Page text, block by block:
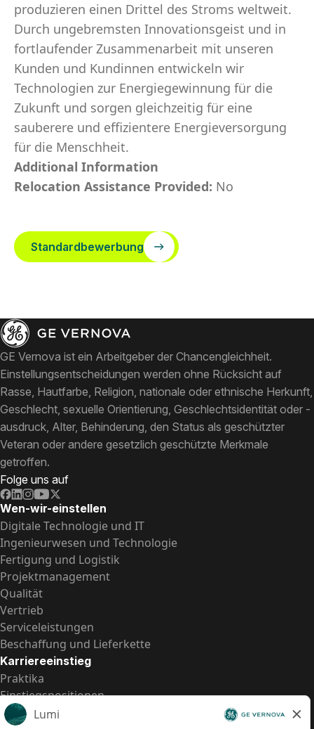
produzieren einen Drittel des Stroms weltweit.
Durch ungebremsten Innovationsgeist und in
fortlaufender Zusammenarbeit mit unseren
Kunden und Kundinnen entwickeln wir
Technologien zur Energiegewinnung für die
Zukunft und sorgen gleichzeitig für eine
sauberere und effizientere Energieversorgung
für die Menschheit.
Additional Information
Relocation Assistance Provided: No
Standardbewerbung
GE Vernova ist ein Arbeitgeber der Chancengleichheit.
Einstellungsentscheidungen werden ohne Rücksicht auf
Rasse, Hautfarbe, Religion, nationale oder ethnische Herkunft,
Geschlecht, sexuelle Orientierung, Geschlechtsidentität oder -
ausdruck, Alter, Behinderung, den Status als geschützter
Veteran oder andere gesetzlich geschützte Merkmale
getroffen.
Folge uns auf
Wen-wir-einstellen
Digitale Technologie und IT
Ingenieurwesen und Technologie
Fertigung und Logistik
Projektmanagement
Qualität
Vertrieb
Serviceleistungen
Beschaffung und Lieferkette
Karriereeinstieg
Praktika
Einstiegspositionen
Alle Möglichkeiten